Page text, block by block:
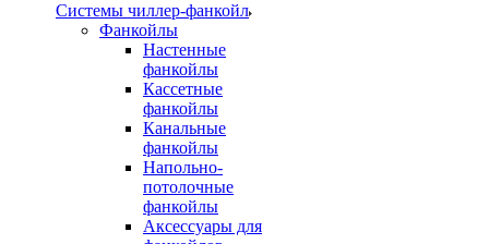
Системы чиллер-фанкойл
Фанкойлы
Настенные
фанкойлы
Кассетные
фанкойлы
Канальные
фанкойлы
Напольно-
потолочные
фанкойлы
Аксессуары для